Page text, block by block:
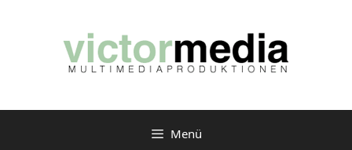
Menü